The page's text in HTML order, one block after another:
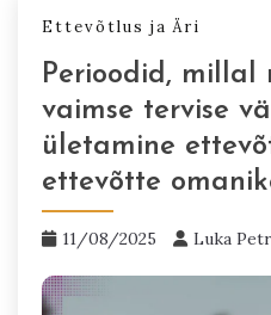
Ettevõtlus ja Äri
Perioodid, millal
vaimse tervise
ületamine
ettevõtte
11/08/2025 Luka